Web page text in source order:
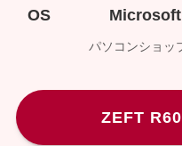
OS
パソコンショッ
ZEFT